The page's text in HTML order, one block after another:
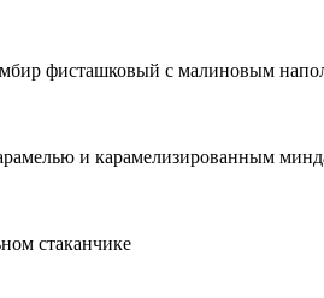
фисташковый с малиновым
и карамелизированным
стаканчике